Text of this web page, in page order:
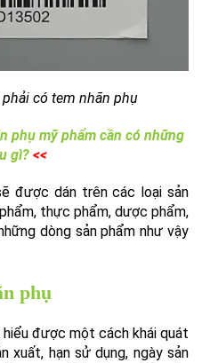
có tem nhãn phụ
phụ mỹ phẩm cần có những
gì? <<
được dán trên các loại sản
thực phẩm, dược phẩm,
dòng sản phẩm như vậy
phụ
hiểu được một cách khái quát
xuất, hạn sử dụng, ngày sản